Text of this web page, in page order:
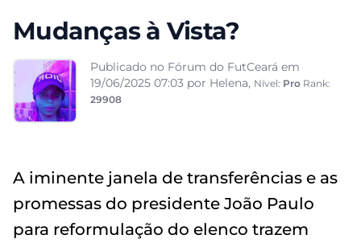
Mudanças à Vista?
Publicado no Fórum do FutCeará em
19/06/2025 07:03 por Helena, Nível: Pro Rank:
29908
A iminente janela de transferências e as
promessas do presidente João Paulo
para reformulação do elenco trazem